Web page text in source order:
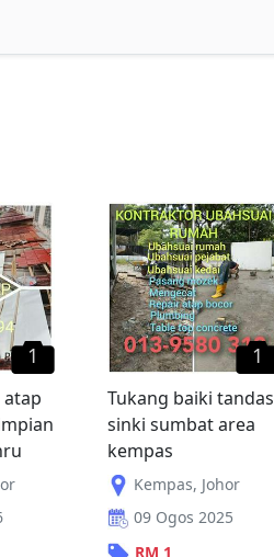
1 1
Tukang baiki tandas
sinki sumbat area
kempas
Kempas, Johor
09 Ogos 2025
RM 1